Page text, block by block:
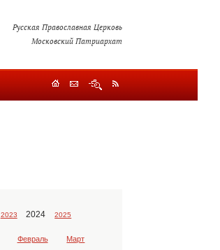
Русская Православная Церковь
Московский Патриархат
2023 2024 2025
Февраль Март